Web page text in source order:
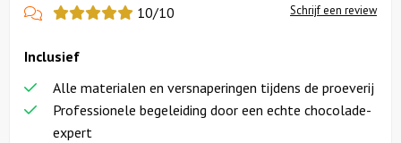
View
reviews
10/10 Schrijf een review
Inclusief
Alle materialen en versnaperingen tijdens de proeverij
Professionele begeleiding door een echte chocolade-
expert